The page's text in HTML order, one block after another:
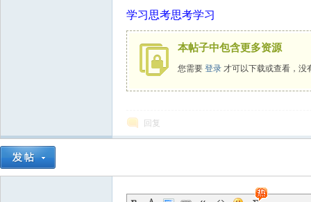
学习思考思考学习
本帖子中包含更多资源
您需要 登录 才可以下载或查看，没
回复